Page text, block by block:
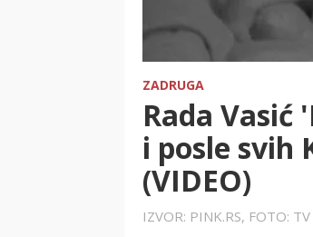
ZADRUGA
Rada Vasić
i posle svih
(VIDEO)
IZVOR: PINK.RS, FOTO: